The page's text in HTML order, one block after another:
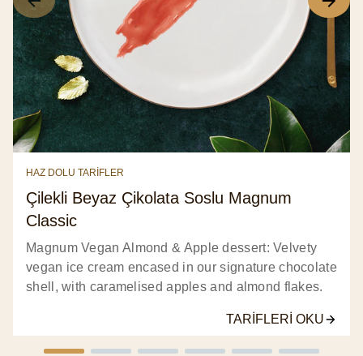
HAZ DOLU TARİFLER
Çilekli Beyaz Çikolata Soslu Magnum
Classic
Magnum Vegan Almond & Apple dessert: Velvety
vegan ice cream encased in our signature chocolate
shell, with caramelised apples and almond flakes.
TARIFLERI OKU